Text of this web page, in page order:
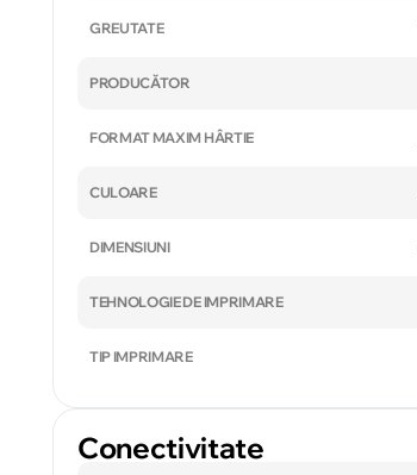
GREUTATE
PRODUCĂTOR
FORMAT MAXIM HÂRTIE
CULOARE
DIMENSIUNI
TEHNOLOGIE DE IMPRIMARE
TIP IMPRIMARE
Conectivitate